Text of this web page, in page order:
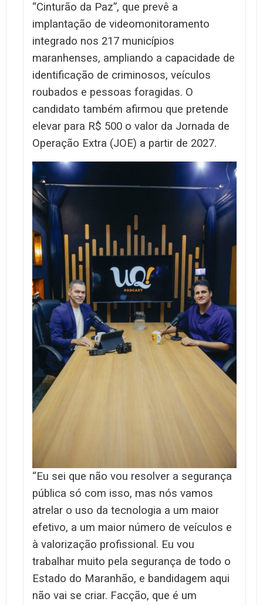
“Cinturão da Paz”, que prevê a
implantação de videomonitoramento
integrado nos 217 municípios
maranhenses, ampliando a capacidade de
identificação de criminosos, veículos
roubados e pessoas foragidas. O
candidato também afirmou que pretende
elevar para R$ 500 o valor da Jornada de
Operação Extra (JOE) a partir de 2027.
“Eu sei que não vou resolver a segurança
pública só com isso, mas nós vamos
atrelar o uso da tecnologia a um maior
efetivo, a um maior número de veículos e
à valorização profissional. Eu vou
trabalhar muito pela segurança de todo o
Estado do Maranhão, e bandidagem aqui
não vai se criar. Facção, que é um